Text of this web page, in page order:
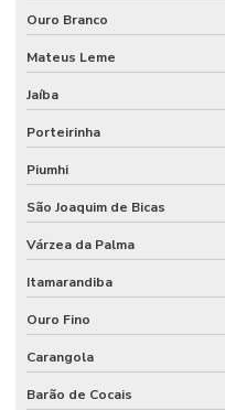
Ouro Branco
Mateus Leme
Jaíba
Porteirinha
Piumhi
São Joaquim de Bicas
Várzea da Palma
Itamarandiba
Ouro Fino
Carangola
Barão de Cocais